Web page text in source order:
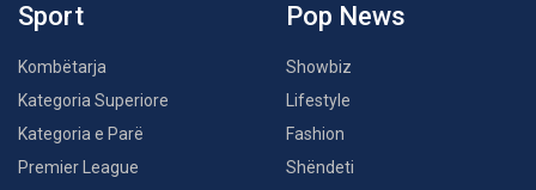
Sport
Kombëtarja
Kategoria Superiore
Kategoria e Parë
Premier League
Pop News
Showbiz
Lifestyle
Fashion
Shëndeti